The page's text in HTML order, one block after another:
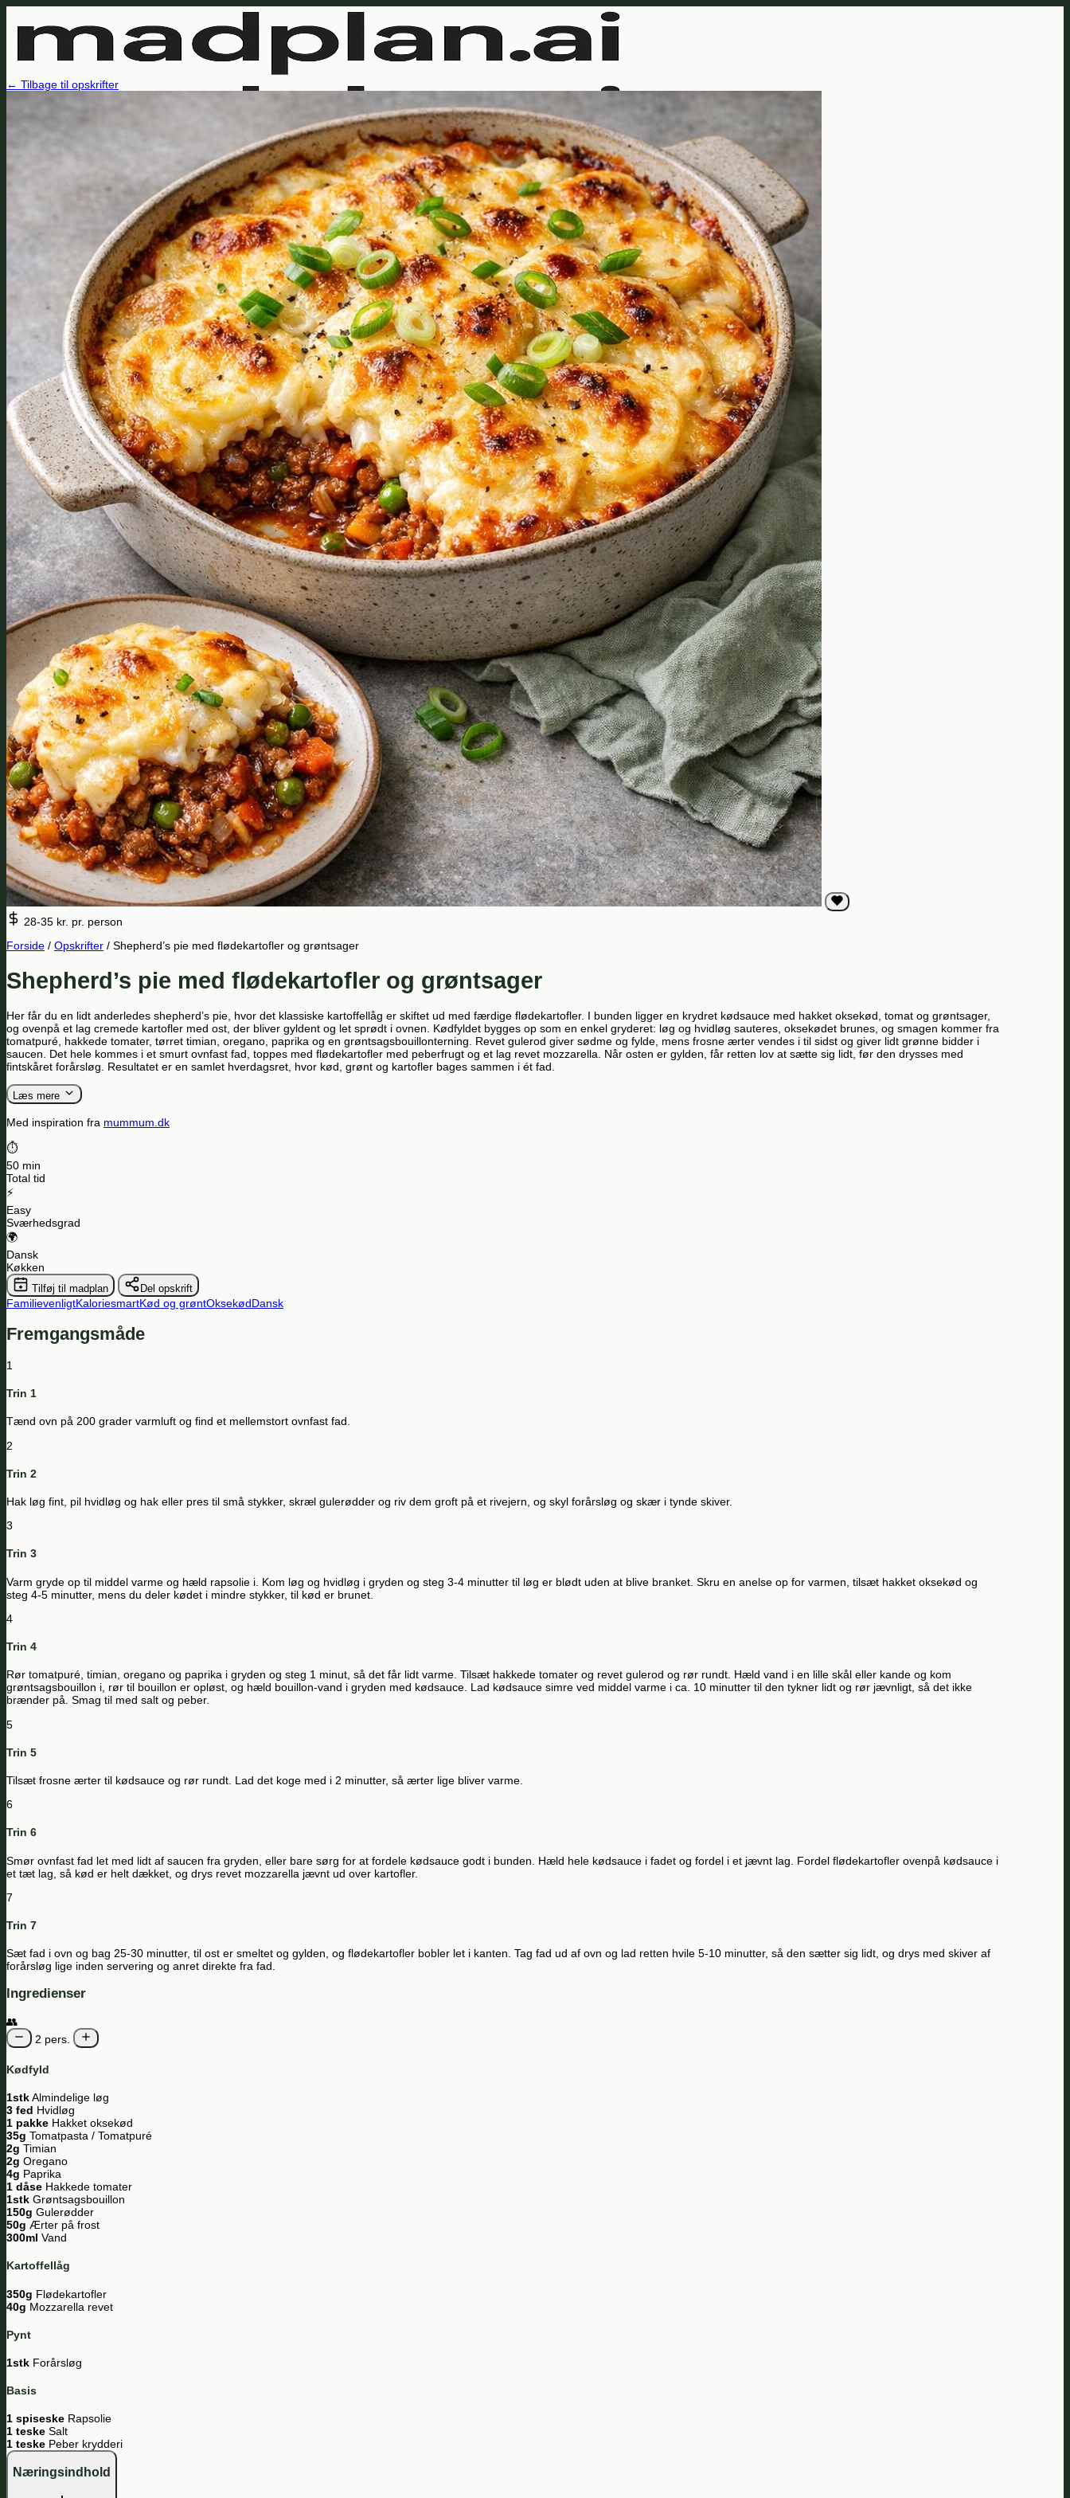
indhold
Madplaner
Log ind
Opret madplan
Min indkøbsliste
Søg
efter:
← Tilbage til opskrifter
28-35 kr. pr. person
Forside / Opskrifter / Shepherd’s pie med flødekartofler og grøntsager
Shepherd’s pie med flødekartofler og grøntsager
Her får du en lidt anderledes shepherd’s pie, hvor det klassiske kartoffellåg er skiftet ud med færdige flødekartofler. I bunden ligger en krydret kødsauce med hakket oksekød, tomat og grøntsager,
og ovenpå et lag cremede kartofler med ost, der bliver gyldent og let sprødt i ovnen. Kødfyldet bygges op som en enkel gryderet: løg og hvidløg sauteres, oksekødet brunes, og smagen kommer fra
tomatpuré, hakkede tomater, tørret timian, oregano, paprika og en grøntsagsbouillonterning. Revet gulerod giver sødme og fylde, mens frosne ærter vendes i til sidst og giver lidt grønne bidder i
saucen. Det hele kommes i et smurt ovnfast fad, toppes med flødekartofler med peberfrugt og et lag revet mozzarella. Når osten er gylden, får retten lov at sætte sig lidt, før den drysses med
fintskåret forårsløg. Resultatet er en samlet hverdagsret, hvor kød, grønt og kartofler bages sammen i ét fad.
Læs mere
Med inspiration fra mummum.dk
⏱️
50 min
Total tid
⚡
Easy
Sværhedsgrad
🌍
Dansk
Køkken
Tilføj til madplan Del opskrift
FamilievenligtKaloriesmartKød og grøntOksekødDansk
Fremgangsmåde
1
Trin 1
Tænd ovn på 200 grader varmluft og find et mellemstort ovnfast fad.
2
Trin 2
Hak løg fint, pil hvidløg og hak eller pres til små stykker, skræl gulerødder og riv dem groft på et rivejern, og skyl forårsløg og skær i tynde skiver.
3
Trin 3
Varm gryde op til middel varme og hæld rapsolie i. Kom løg og hvidløg i gryden og steg 3-4 minutter til løg er blødt uden at blive branket. Skru en anelse op for varmen, tilsæt hakket oksekød og
steg 4-5 minutter, mens du deler kødet i mindre stykker, til kød er brunet.
4
Trin 4
Rør tomatpuré, timian, oregano og paprika i gryden og steg 1 minut, så det får lidt varme. Tilsæt hakkede tomater og revet gulerod og rør rundt. Hæld vand i en lille skål eller kande og kom
grøntsagsbouillon i, rør til bouillon er opløst, og hæld bouillon-vand i gryden med kødsauce. Lad kødsauce simre ved middel varme i ca. 10 minutter til den tykner lidt og rør jævnligt, så det ikke
brænder på. Smag til med salt og peber.
5
Trin 5
Tilsæt frosne ærter til kødsauce og rør rundt. Lad det koge med i 2 minutter, så ærter lige bliver varme.
6
Trin 6
Smør ovnfast fad let med lidt af saucen fra gryden, eller bare sørg for at fordele kødsauce godt i bunden. Hæld hele kødsauce i fadet og fordel i et jævnt lag. Fordel flødekartofler ovenpå kødsauce i
et tæt lag, så kød er helt dækket, og drys revet mozzarella jævnt ud over kartofler.
7
Trin 7
Sæt fad i ovn og bag 25-30 minutter, til ost er smeltet og gylden, og flødekartofler bobler let i kanten. Tag fad ud af ovn og lad retten hvile 5-10 minutter, så den sætter sig lidt, og drys med skiver af
forårsløg lige inden servering og anret direkte fra fad.
Ingredienser
👥
2 pers.
Kødfyld
1stkAlmindelige løg
3 fed Hvidløg
1 pakke Hakket oksekød
35g Tomatpasta / Tomatpuré
2g Timian
2g Oregano
4g Paprika
1 dåse Hakkede tomater
1stk Grøntsagsbouillon
150g Gulerødder
50g Ærter på frost
300ml Vand
Kartoffellåg
350g Flødekartofler
40g Mozzarella revet
Pynt
1stk Forårsløg
Basis
1 spiseske Rapsolie
1 teske Salt
1 teske Peber krydderi
Næringsindhold